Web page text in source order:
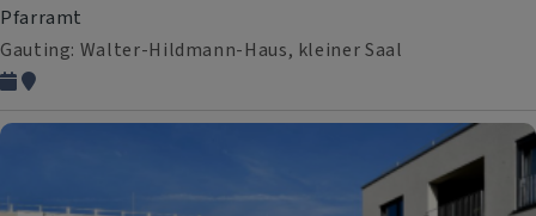
Pfarramt
Gauting Walter-Hildmann-Haus, kleiner Saal